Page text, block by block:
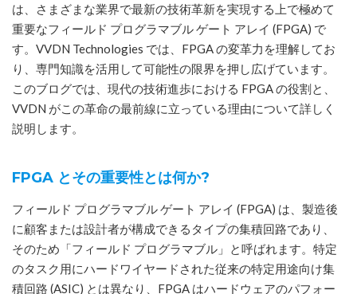
は、さまざまな業界で最新の技術革新を実現する上で極めて
重要なフィールド プログラマブル ゲート アレイ (FPGA) で
す。VVDN Technologies では、FPGA の変革力を理解してお
り、専門知識を活用して可能性の限界を押し広げています。
このブログでは、現代の技術進歩における FPGA の役割と、
VVDN がこの革命の最前線に立っている理由について詳しく
説明します。
FPGA とその重要性とは何か?
フィールド プログラマブル ゲート アレイ (FPGA) は、製造後
に顧客または設計者が構成できるタイプの集積回路であり、
そのため「フィールド プログラマブル」と呼ばれます。特定
のタスク用にハードワイヤードされた従来の特定用途向け集
積回路 (ASIC) とは異なり、FPGA はハードウェアのパフォー